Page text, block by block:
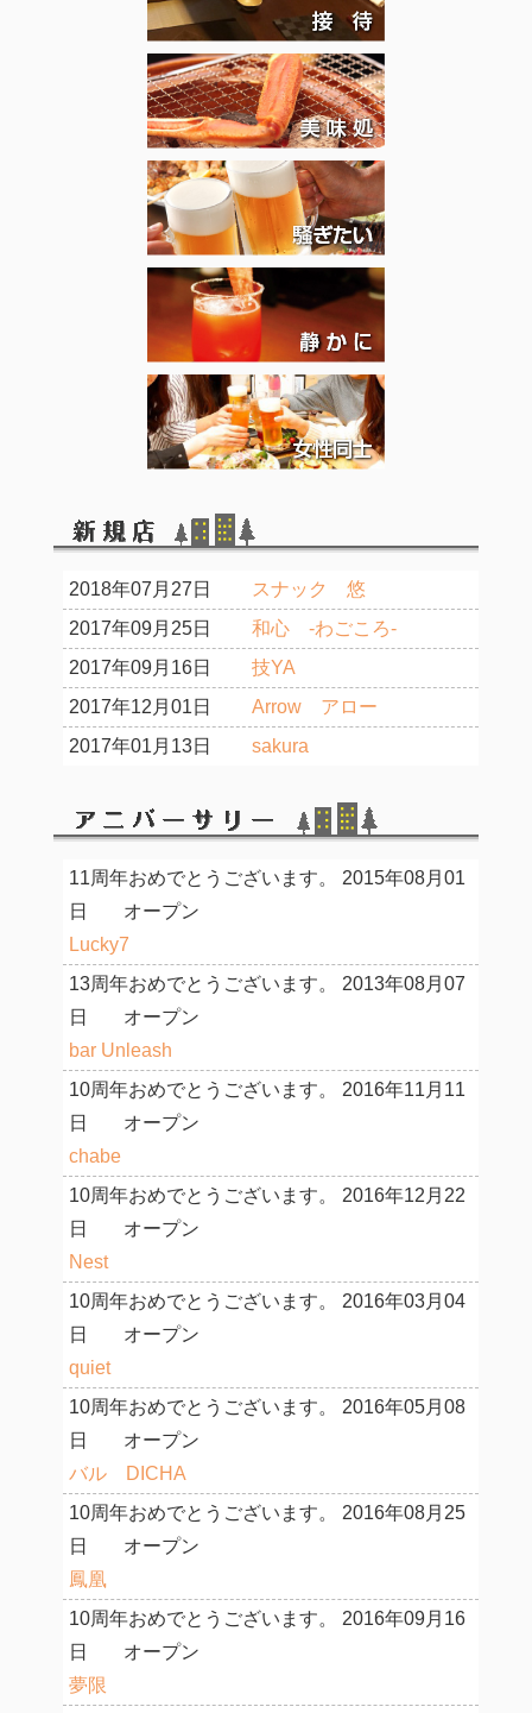
2018年07月27日
スナック 悠
2017年09月25日
和心 -わごころ-
2017年09月16日
技YA
2017年12月01日
Arrow アロー
2017年01月13日
sakura
11周年おめでとうございます。
2015年08月01
日
オープン
Lucky7
13周年おめでとうございます。
2013年08月07
日
オープン
bar Unleash
10周年おめでとうございます。
2016年11月11
日
オープン
chabe
10周年おめでとうございます。
2016年12月22
日
オープン
Nest
10周年おめでとうございます。
2016年03月04
日
オープン
quiet
10周年おめでとうございます。
2016年05月08
日
オープン
バル DICHA
10周年おめでとうございます。
2016年08月25
日
オープン
鳳凰
10周年おめでとうございます。
2016年09月16
日
オープン
夢限